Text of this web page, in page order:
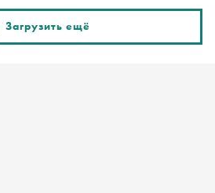
Загрузить ещё